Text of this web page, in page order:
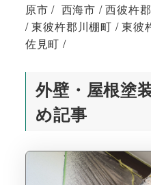
原市 / 西海市 / 西彼杵
/ 東彼杵郡川棚町 / 東彼
佐見町 /
外壁・屋根塗
め記事